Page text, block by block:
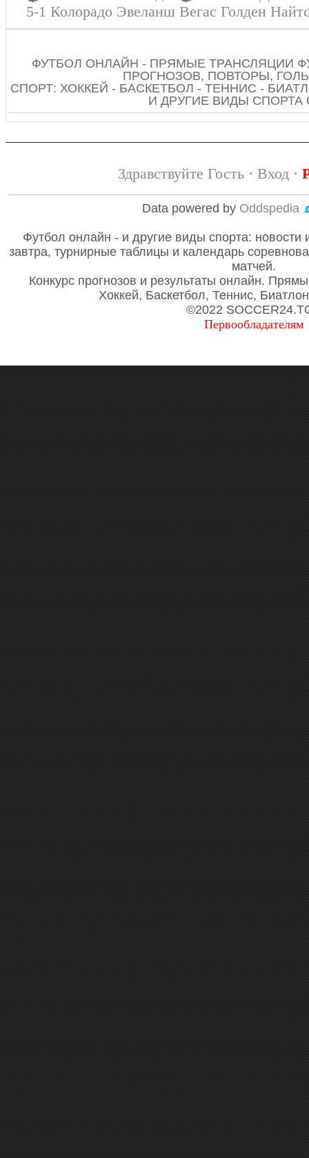
5-1 Колорадо Эвеланш Вегас Голден
ФУТБОЛ ОНЛАЙН - ПРЯМЫЕ ТРАНСЛЯЦИИ
ПРОГНОЗОВ, ПОВТОРЫ,
СПОРТ: ХОККЕЙ - БАСКЕТБОЛ - ТЕННИС -
И ДРУГИЕ ВИДЫ СПОРТА
Здравствуйте Гость · Вход·
Data powered by Oddspedia
Футбол онлайн - и другие виды спорта: новости
завтра, турнирные таблицы и календарь
матчей.
Конкурс прогнозов и результаты онлайн.
Хоккей, Баскетбол, Теннис,
©2022
Первообладателям